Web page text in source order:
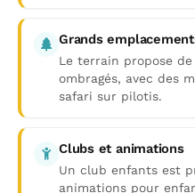
Grands
Le terrain propose
ombragés, avec des
safari sur pilotis.
Clubs et animations
Un club enfants est
animations pour